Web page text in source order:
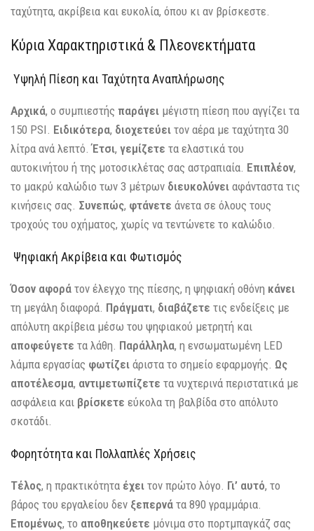
ταχύτητα, ακρίβεια και ευκολία, όπου κι αν βρίσκεστε.
Κύρια Χαρακτηριστικά & Πλεονεκτήματα
Υψηλή Πίεση και Ταχύτητα Αναπλήρωσης
Αρχικά, ο συμπιεστής παράγει μέγιστη πίεση που αγγίζει τα
150 PSI. Ειδικότερα, διοχετεύει τον αέρα με ταχύτητα 30
λίτρα ανά λεπτό.Έτσι, γεμίζετε τα ελαστικά του
αυτοκινήτου ή της μοτοσικλέτας σας αστραπιαία. Επιπλέον,
το μακρύ καλώδιο των 3 μέτρων διευκολύνει αφάνταστα τις
κινήσεις σας. Συνεπώς, φτάνετε άνετα σε όλους τους
τροχούς του οχήματος, χωρίς να τεντώνετε το καλώδιο.
Ψηφιακή Ακρίβεια και Φωτισμός
Όσον αφορά τον έλεγχο της πίεσης, η ψηφιακή οθόνη κάνει
τη μεγάλη διαφορά. Πράγματι, διαβάζετε τις ενδείξεις με
απόλυτη ακρίβεια μέσω του ψηφιακού μετρητή και
αποφεύγετε τα λάθη. Παράλληλα, η ενσωματωμένη LED
λάμπα εργασίας φωτίζει άριστα το σημείο εφαρμογής. Ως
αποτέλεσμα, αντιμετωπίζετε τα νυχτερινά περιστατικά με
ασφάλεια και βρίσκετε εύκολα τη βαλβίδα στο απόλυτο
σκοτάδι.
Φορητότητα και Πολλαπλές Χρήσεις
Τέλος, η πρακτικότητα έχει τον πρώτο λόγο. Γι’ αυτό, το
βάρος του εργαλείου δεν ξεπερνά τα 890 γραμμάρια.
Επομένως, το αποθηκεύετε μόνιμα στο πορτμπαγκάζ σας